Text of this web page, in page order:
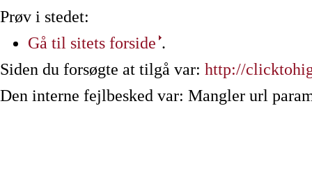
Prøv i stedet:
Gå til sitets forside .
Siden du forsøgte at tilgå var: http://
Den interne fejlbesked var: Mangler url